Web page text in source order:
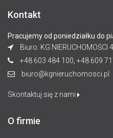
Kontakt
Pracujemy od poniedziałku do
Biuro: KG
+48 603 484 100, +48 609
biuro@kgnieruchomosci.pl
Skontaktuj się z nami
O firmie